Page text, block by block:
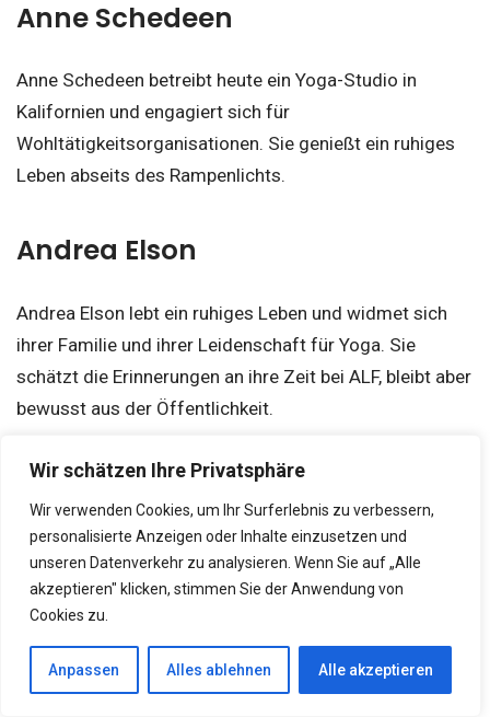
Wir schätzen Ihre Privatsphäre
Wir verwenden Cookies, um Ihr Surferlebnis zu verbessern,
personalisierte Anzeigen oder Inhalte einzusetzen und
unseren Datenverkehr zu analysieren. Wenn Sie auf „Alle
akzeptieren" klicken, stimmen Sie der Anwendung von
Cookies zu.
Anpassen Alles ablehnen Alle akzeptieren
Anne Schedeen
Anne Schedeen betreibt heute ein Yoga-Studio in
Kalifornien und engagiert sich für
Wohltätigkeitsorganisationen. Sie genießt ein ruhiges
Leben abseits des Rampenlichts.
Andrea Elson
Andrea Elson lebt ein ruhiges Leben und widmet sich
ihrer Familie und ihrer Leidenschaft für Yoga. Sie
schätzt die Erinnerungen an ihre Zeit bei ALF, bleibt aber
bewusst aus der Öffentlichkeit.
Benji Gregory
Benji Gregory verfolgte nach der Serie keine
Schauspielkarriere mehr und lebt heute in Arizona.
Seine Entscheidung, die Öffentlichkeit zu meiden, hat